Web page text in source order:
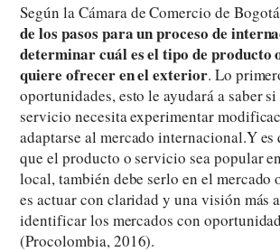
Según la Cámara de Comercio de
de los pasos para un proceso de
determinar cuál es el tipo de producto
quiere ofrecer en el exterior. Lo
oportunidades, esto le ayudará a saber
servicio necesita experimentar
adaptarse al mercado internacional.Y es
que el producto o servicio sea popular
local, también debe serlo en el mercado
es actuar con claridad y una visión más
identificar los mercados con
(Procolombia, 2016).